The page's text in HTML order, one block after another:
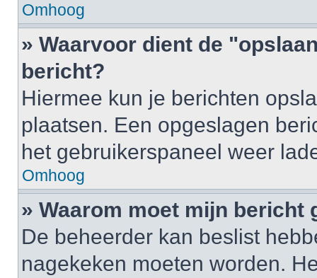
Omhoog
» Waarvoor dient de
bericht?
Hiermee kun je berichten
plaatsen. Een opgeslagen
het gebruikerspaneel weer
Omhoog
» Waarom moet mijn bericht
De beheerder kan beslist
nagekeken moeten worden.